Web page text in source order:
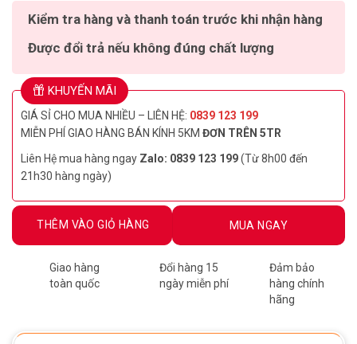
Kiểm tra hàng và thanh toán trước khi nhận hàng
Được đổi trả nếu không đúng chất lượng
KHUYẾN MÃI
GIÁ SỈ CHO MUA NHIỀU – LIÊN HỆ: 0839 123 199
MIỄN PHÍ GIAO HÀNG BÁN KÍNH 5KM ĐƠN TRÊN 5TR
Liên Hệ mua hàng ngay Zalo: 0839 123 199(Từ 8h00 đến
21h30 hàng ngày)
THÊM VÀO GIỎ HÀNG MUA NGAY
Giao hàng
toàn quốc
Đổi hàng 15
ngày miễn phí
Đảm bảo
hàng chính
hãng